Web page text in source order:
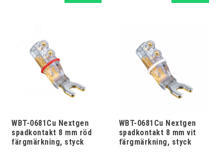
WBT-0681Cu Nextgen
spadkontakt 8 mm röd
färgmärkning, styck
WBT-0681Cu Nextgen
spadkontakt 8 mm vit
färgmärkning, styck